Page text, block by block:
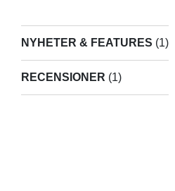
NYHETER & FEATURES (1)
RECENSIONER (1)